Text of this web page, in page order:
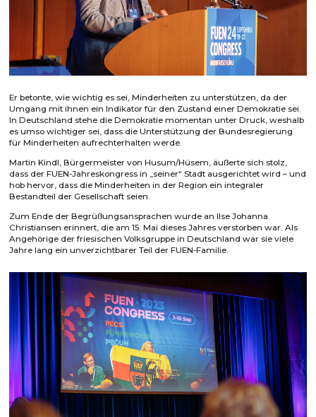
Er betonte, wie wichtig es sei, Minderheiten zu unterstützen, da der
Umgang mit ihnen ein Indikator für den Zustand einer Demokratie sei.
In Deutschland stehe die Demokratie momentan unter Druck, weshalb
es umso wichtiger sei, dass die Unterstützung der Bundesregierung
für Minderheiten aufrechterhalten werde.
Martin Kindl, Bürgermeister von Husum/Hüsem, äußerte sich stolz,
dass der FUEN-Jahreskongress in „seiner“ Stadt ausgerichtet wird – und
hob hervor, dass die Minderheiten in der Region ein integraler
Bestandteil der Gesellschaft seien.
Zum Ende der Begrüßungsansprachen wurde an Ilse Johanna
Christiansen erinnert, die am 15. Mai dieses Jahres verstorben war. Als
Angehörige der friesischen Volksgruppe in Deutschland war sie viele
Jahre lang ein unverzichtbarer Teil der FUEN-Familie.